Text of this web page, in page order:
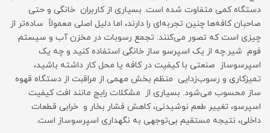
دستگاه کمی متفاوت شده است. بسیاری از کاربران خانگی و حتی
صاحبان کافه‌ها چنین تجربه‌ای را دارند، اما دلیل اصلی معمولاً ساده‌تر از
چیزی است که تصور می‌کنند: تجمع رسوبات در مخزن آب و سیستم
فوم شیر.چه از یک اسپرسو ساز خانگی استفاده کنید و چه یک
اسپرسوساز صنعتی با کیفیت در کافه یا محل کار داشته باشید،
تمیزکاری و رسوب‌زدایی منظم بخش مهمی از مراقبت از دستگاه قهوه
ساز محسوب می‌شود. بسیاری از مشکلات رایج مانند افت کیفیت
اسپرسو، تغییر طعم نوشیدنی، کاهش فشار بخار و خرابی قطعات
داخلی، نتیجه مستقیم بی‌توجهی به نگهداری اسپرسوساز است.